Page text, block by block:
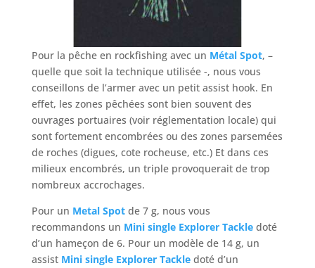
Pour la pêche en rockfishing avec un Métal Spot, –
quelle que soit la technique utilisée -, nous vous
conseillons de l’armer avec un petit assist hook. En
effet, les zones pêchées sont bien souvent des
ouvrages portuaires (voir réglementation locale) qui
sont fortement encombrées ou des zones parsemées
de roches (digues, cote rocheuse, etc.) Et dans ces
milieux encombrés, un triple provoquerait de trop
nombreux accrochages.
Pour un Metal Spot de 7 g, nous vous
recommandons un Mini single Explorer Tackledoté
d’un hameçon de 6. Pour un modèle de 14 g, un
assist Mini single Explorer Tackle doté d’un